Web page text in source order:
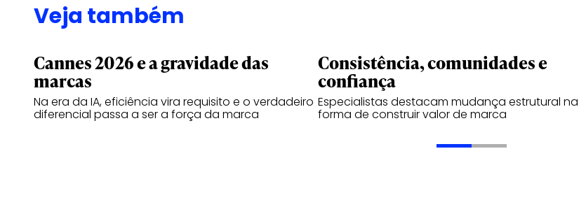
Veja também
Cannes 2026 e a gravidade das
marcas
Na era da IA, eficiência vira requisito e o verdadeiro
diferencial passa a ser a força da marca
Consistência, comunidades e
confiança
Especialistas destacam mudança estrutural na
forma de construir valor de marca